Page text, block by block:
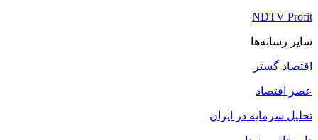
NDTV Profit
سایر رسانه‌ها
اقتصاد گستر
عصر اقتصاد
تحلیل سرمایه در ایران